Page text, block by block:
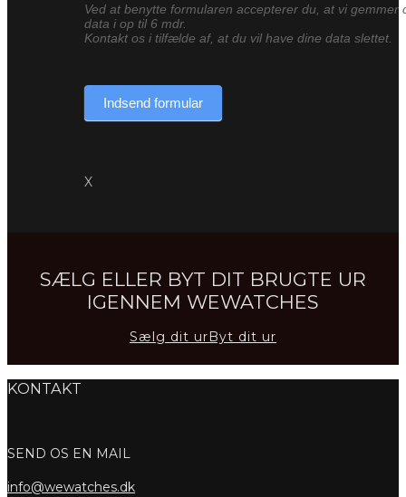
Ved at benytte formularen accepterer du, at vi gemmer
data i op til 6 mdr.
Kontakt os i tilfælde af, at du vil have dine data slettet.
Indsend formular
X
SÆLG ELLER BYT DIT BRUGTE UR
IGENNEM WEWATCHES
Sælg dit urByt dit ur
KONTAKT
SEND OS EN MAIL
info@wewatches.dk